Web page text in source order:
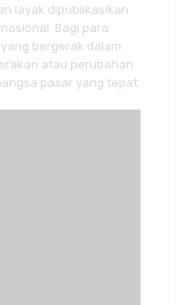
layak dipublikasikan
Bagi para
bergerak dalam
atau perubahan
pasar yang tepat.